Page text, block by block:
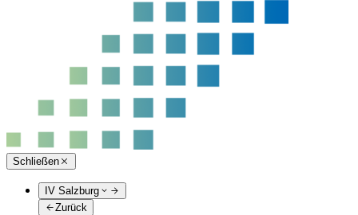
Schließen
IV Salzburg
Zurück